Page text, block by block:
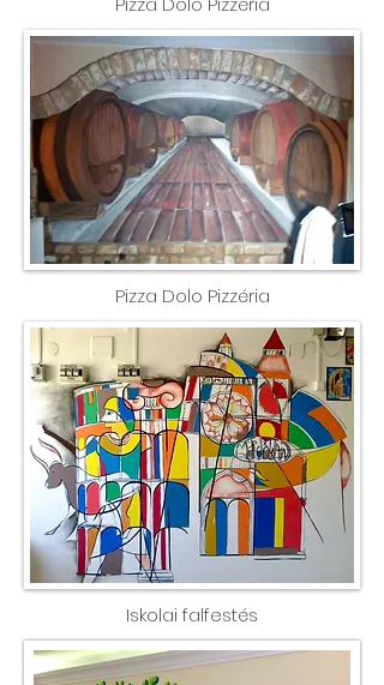
Pizza Dolo Pizzéria
Iskolai falfestés